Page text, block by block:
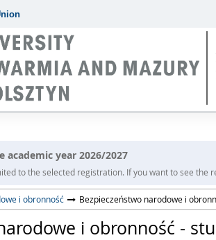
year 2026/2027
to the selected registration. If you want to see
i obronność Bezpieczeństwo narodowe i
i obronność -